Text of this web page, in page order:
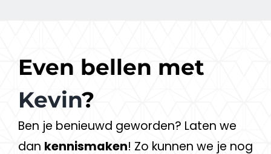
Even bellen met
Kevin?
Ben je benieuwd geworden? Laten we
dan kennismaken! Zo kunnen we je nog